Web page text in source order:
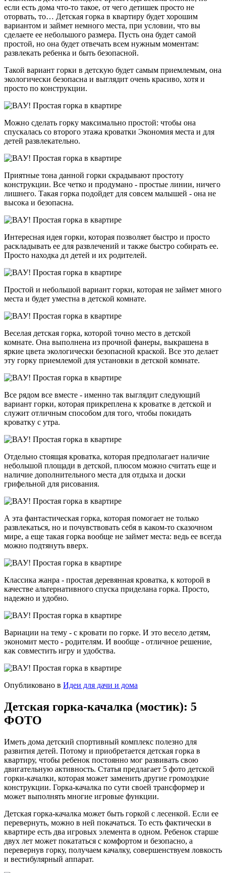
если есть дома что-то такое, от чего детишек просто не
оторвать, то… Детская горка в квартиру будет хорошим
вариантом и займет немного места, при условии, что вы
сделаете ее небольшого размера. Пусть она будет самой
простой, но она будет отвечать всем нужным моментам:
развлекать ребенка и быть безопасной.
Такой вариант горки в детскую будет самым приемлемым, она
экологически безопасна и выглядит очень красиво, хотя и
просто по конструкции.
Можно сделать горку максимально простой: чтобы она
спускалась со второго этажа кроватки Экономия места и для
детей развлекательно.
Приятные тона данной горки скрадывают простоту
конструкции. Все четко и продумано - простые линии, ничего
лишнего. Такая горка подойдет для совсем малышей - она не
высока и безопасна.
Интересная идея горки, которая позволяет быстро и просто
раскладывать ее для развлечений и также быстро собирать ее.
Просто находка дл детей и их родителей.
Простой и небольшой вариант горки, которая не займет много
места и будет уместна в детской комнате.
Веселая детская горка, которой точно место в детской
комнате. Она выполнена из прочной фанеры, выкрашена в
яркие цвета экологически безопасной краской. Все это делает
эту горку приемлемой для установки в детской комнате.
Все рядом все вместе - именно так выглядит следующий
вариант горки, которая прикреплена к кроватке в детской и
служит отличным способом для того, чтобы покидать
кроватку с утра.
Отдельно стоящая кроватка, которая предполагает наличие
небольшой площади в детской, плюсом можно считать еще и
наличие дополнительного места для отдыха и доски
грифельной для рисования.
А эта фантастическая горка, которая помогает не только
развлекаться, но и почувствовать себя в каком-то сказочном
мире, а еще такая горка вообще не займет места: ведь ее всегда
можно подтянуть вверх.
Классика жанра - простая деревянная кроватка, к которой в
качестве альтернативного спуска приделана горка. Просто,
надежно и удобно.
Вариации на тему - с кровати по горке. И это весело детям,
экономит место - родителям. И вообще - отличное решение,
как совместить игру и удобства.
Опубликовано в Идеи для дачи и дома
Детская горка-качалка (мостик): 5
ФОТО
Иметь дома детский спортивный комплекс полезно для
развития детей. Потому и приобретается детская горка в
квартиру, чтобы ребенок постоянно мог развивать свою
двигательную активность. Статья предлагает 5 фото детской
горки-качалки, которая может заменить другие громоздкие
конструкции. Горка-качалка по сути своей трансформер и
может выполнять многие игровые функции.
Детская горка-качалка может быть горкой с лесенкой. Если ее
перевернуть, можно в ней покачаться. То есть фактически в
квартире есть два игровых элемента в одном. Ребенок старше
двух лет может покататься с комфортом и безопасно, а
перевернув горку, получаем качалку, совершенствуем ловкость
и вестибулярный аппарат.